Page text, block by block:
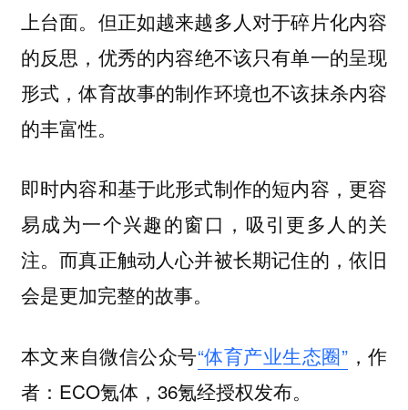
上台面。但正如越来越多人对于碎片化内容
的反思， 优秀的内容绝不该只有单一的呈现
形式，体育故事的制作环境也不该抹杀内容
的丰富性。
即时内容和基于此形式制作的短内容，更容
易成为一个兴趣的窗口，吸引更多人的关
注。而真正触动人心并被长期记住的，依旧
会是更加完整的故事。
本文来自微信公众号“体育产业生态圈” ，作
者：ECO氪体，36氪经授权发布。